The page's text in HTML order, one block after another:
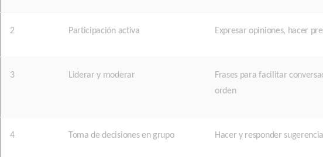
2 Participación activa Expresar opiniones, hacer
3 Liderar y moderar
Frases para facilitar
orden
4 Toma de decisiones en grupo Hacer y responder